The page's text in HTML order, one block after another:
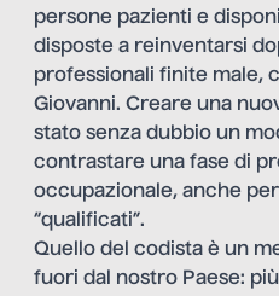
persone pazienti e
disposte a reinventarsi
professionali finite male,
Giovanni. Creare una
stato senza dubbio un
contrastare una fase di
occupazionale, anche
“qualificati”.
Quello del codista è un
fuori dal nostro Paese: